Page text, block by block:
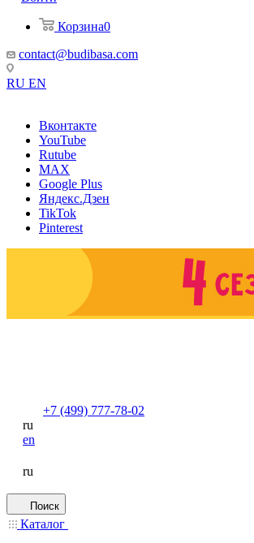
Корзина0
contact@budibasa.com
RU EN
Вконтакте
YouTube
Rutube
MAX
Google Plus
Яндекс.Дзен
TikTok
Pinterest
+7 (499) 777-78-02
ru
en
ru
Поиск
Каталог